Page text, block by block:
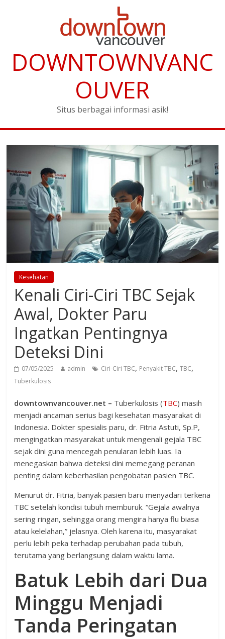
DOWNTOWNVANC
OUVER
Situs berbagai informasi asik!
Kesehatan
Kenali Ciri-Ciri TBC Sejak
Awal, Dokter Paru
Ingatkan Pentingnya
Deteksi Dini
07/05/2025 admin Ciri-Ciri TBC, Penyakit TBC,TBC,
Tuberkulosis
downtownvancouver.net – Tuberkulosis (TBC) masih
menjadi ancaman serius bagi kesehatan masyarakat di
Indonesia. Dokter spesialis paru, dr. Fitria Astuti, Sp.P,
mengingatkan masyarakat untuk mengenali gejala TBC
sejak dini guna mencegah penularan lebih luas. Ia
menegaskan bahwa deteksi dini memegang peranan
penting dalam keberhasilan pengobatan pasien TBC.
Menurut dr. Fitria, banyak pasien baru menyadari terkena
TBC setelah kondisi tubuh memburuk. “Gejala awalnya
sering ringan, sehingga orang mengira hanya flu biasa
atau kelelahan,” jelasnya. Oleh karena itu, masyarakat
perlu lebih peka terhadap perubahan pada tubuh,
terutama yang berlangsung dalam waktu lama.
Batuk Lebih dari Dua
Minggu Menjadi
Tanda Peringatan